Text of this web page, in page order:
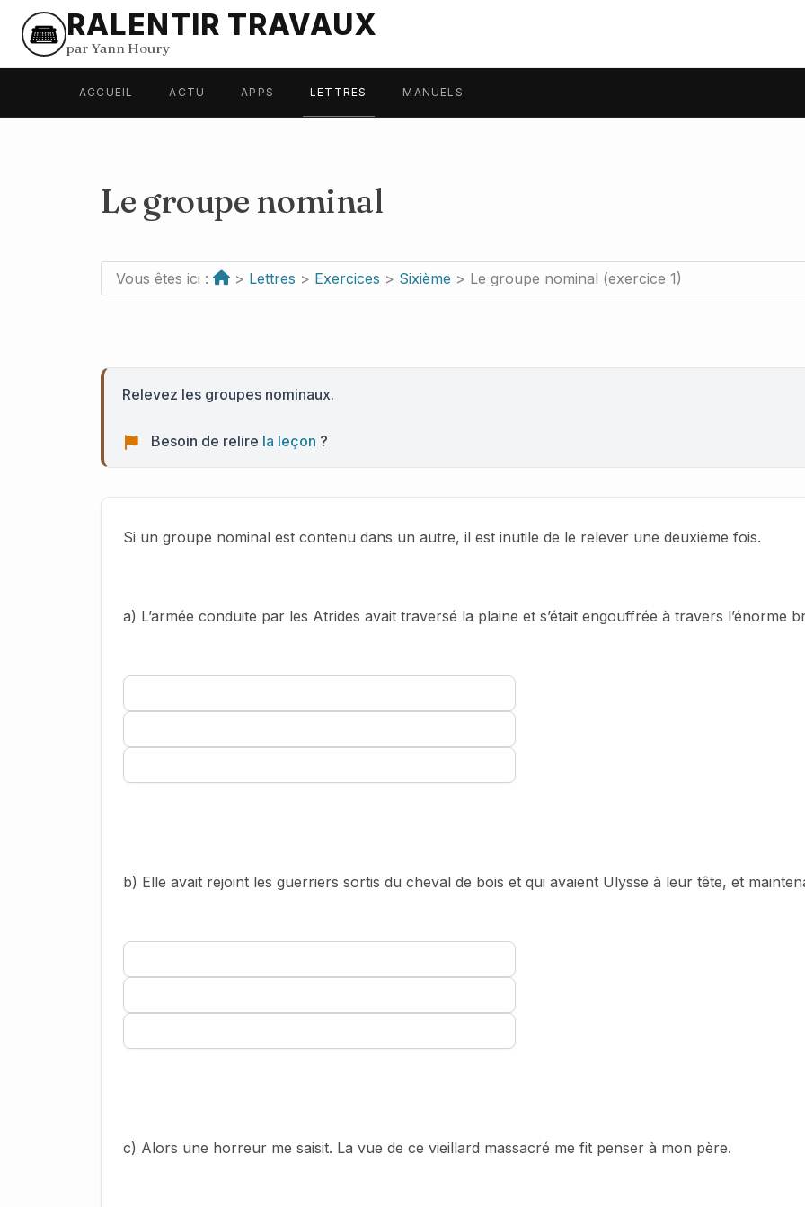
RALENTIR TRAVAUX
par Yann Houry
ACCUEIL ACTU APPS LETTRES MANUELS
Le groupe nominal
Vous êtes ici : > Lettres > Exercices > Sixième > Le groupe nominal (exercice 1)
Relevez les groupes nominaux.
Besoin de relire la leçon ?
Si un groupe nominal est contenu dans un autre, il est inutile de le relever une deuxième fois.
a) L’armée conduite par les Atrides avait traversé la plaine et s’était engouffrée à travers l’énorme
b) Elle avait rejoint les guerriers sortis du cheval de bois et qui avaient Ulysse à leur tête, et
c) Alors une horreur me saisit. La vue de ce vieillard massacré me fit penser à mon père.